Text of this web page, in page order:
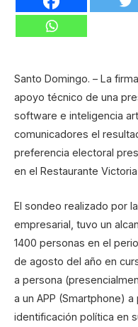
Santo Domingo. – La
apoyo técnico de una
software e inteligencia
comunicadores el
preferencia electoral
en el Restaurante
El sondeo realizado por
empresarial, tuvo un
1400 personas en el
de agosto del año en
a persona
a un APP (Smartphone)
identificación política en